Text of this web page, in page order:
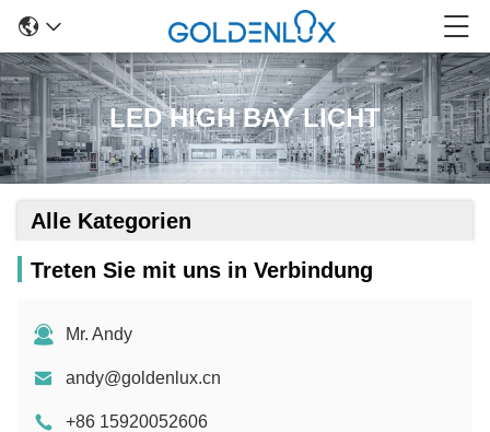
LED HIGH BAY LICHT
Alle Kategorien
Treten Sie mit uns in Verbindung
Mr. Andy
andy@goldenlux.cn
+86 15920052606